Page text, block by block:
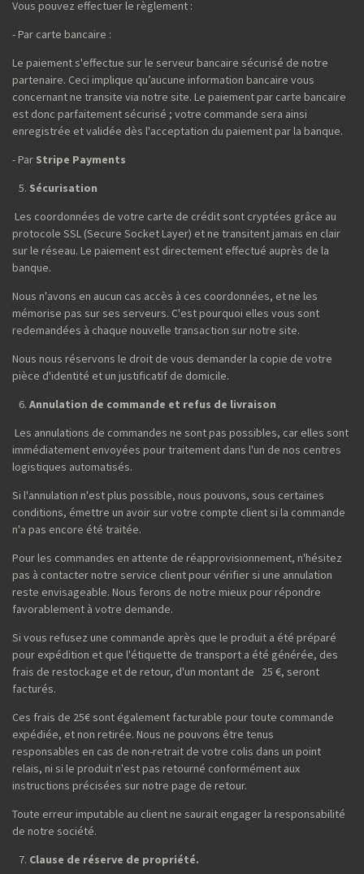
Vous pouvez effectuer le règlement :
- Par carte bancaire :
Le paiement s'effectue sur le serveur bancaire sécurisé de notre
partenaire. Ceci implique qu’aucune information bancaire vous
concernant ne transite via notre site. Le paiement par carte bancaire
est donc parfaitement sécurisé ; votre commande sera ainsi
enregistrée et validée dès l'acceptation du paiement par la banque.
- Par Stripe Payments
Sécurisation
Les coordonnées de votre carte de crédit sont cryptées grâce au
protocole SSL (Secure Socket Layer) et ne transitent jamais en clair
sur le réseau. Le paiement est directement effectué auprès de la
banque.
Nous n'avons en aucun cas accès à ces coordonnées, et ne les
mémorise pas sur ses serveurs. C'est pourquoi elles vous sont
redemandées à chaque nouvelle transaction sur notre site.
Nous nous réservons le droit de vous demander la copie de votre
pièce d'identité et un justificatif de domicile.
Annulation de commande et refus de livraison
Les annulations de commandes ne sont pas possibles, car elles sont
immédiatement envoyées pour traitement dans l'un de nos centres
logistiques automatisés.
Si l'annulation n'est plus possible, nous pouvons, sous certaines
conditions, émettre un avoir sur votre compte client si la commande
n'a pas encore été traitée.
Pour les commandes en attente de réapprovisionnement, n'hésitez
pas à contacter notre service client pour vérifier si une annulation
reste envisageable. Nous ferons de notre mieux pour répondre
favorablement à votre demande.
Si vous refusez une commande après que le produit a été préparé
pour expédition et que l'étiquette de transport a été générée, des
frais de restockage et de retour, d'un montant de 25 €, seront
facturés.
Ces frais de 25€ sont également facturable pour toute commande
expédiée, et non retirée. Nous ne pouvons être tenus
responsables en cas de non-retrait de votre colis dans un point
relais, ni si le produit n'est pas retourné conformément aux
instructions précisées sur notre page de retour.
Toute erreur imputable au client ne saurait engager la responsabilité
de notre société.
Clause de réserve de propriété.